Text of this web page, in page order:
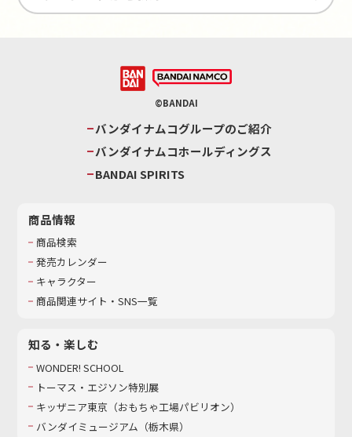
©BANDAI
バンダイナムコグループのご紹介
バンダイナムコホールディングス
BANDAI SPIRITS
商品情報
商品検索
発売カレンダー
キャラクター
商品関連サイト・SNS一覧
知る・楽しむ
WONDER! SCHOOL
トーマス・エジソン特別展
キッザニア東京（おもちゃ工場パビリオン）​
バンダイミュージアム（栃木県）